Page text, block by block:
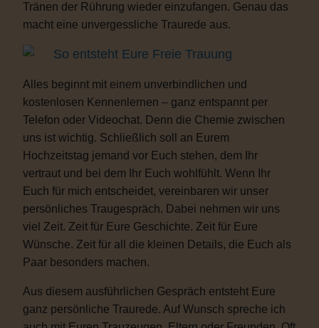
Tränen der Rührung wieder einzufangen. Genau das
macht eine unvergessliche Traurede aus.
So entsteht Eure Freie Trauung
Alles beginnt mit einem unverbindlichen und
kostenlosen Kennenlernen – ganz entspannt per
Telefon oder Videochat. Denn die Chemie zwischen
uns ist wichtig. Schließlich soll an Eurem
Hochzeitstag jemand vor Euch stehen, dem Ihr
vertraut und bei dem Ihr Euch wohlfühlt. Wenn Ihr
Euch für mich entscheidet, vereinbaren wir unser
persönliches Traugespräch. Dabei nehmen wir uns
viel Zeit. Zeit für Eure Geschichte. Zeit für Eure
Wünsche. Zeit für all die kleinen Details, die Euch als
Paar besonders machen.
Aus diesem ausführlichen Gespräch entsteht Eure
ganz persönliche Traurede. Auf Wunsch spreche ich